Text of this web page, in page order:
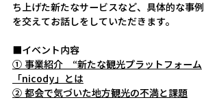
ち上げた新たなサービスなど、具体的な事例
を交えてお話しをしていただきます。
■イベント内容
① 事業紹介　“新たな観光プラットフォーム
「nicody」とは
② 都会で気づいた地方観光の不満と課題